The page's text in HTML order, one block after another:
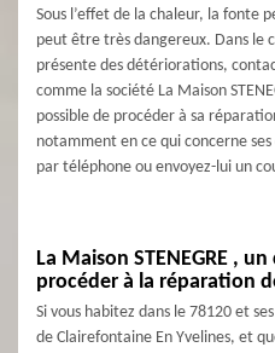
Sous l’effet de la chaleur, la fonte
peut être très dangereux. Dans le
présente des détériorations,
comme la société La Maison
possible de procéder à sa
notamment en ce qui concerne
par téléphone ou envoyez-lui un
La Maison STENEGRE ,
procéder à la réparation
Si vous habitez dans le 78120 et
de Clairefontaine En Yvelines, et